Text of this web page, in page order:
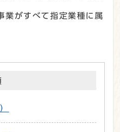
がすべて指定業種に属